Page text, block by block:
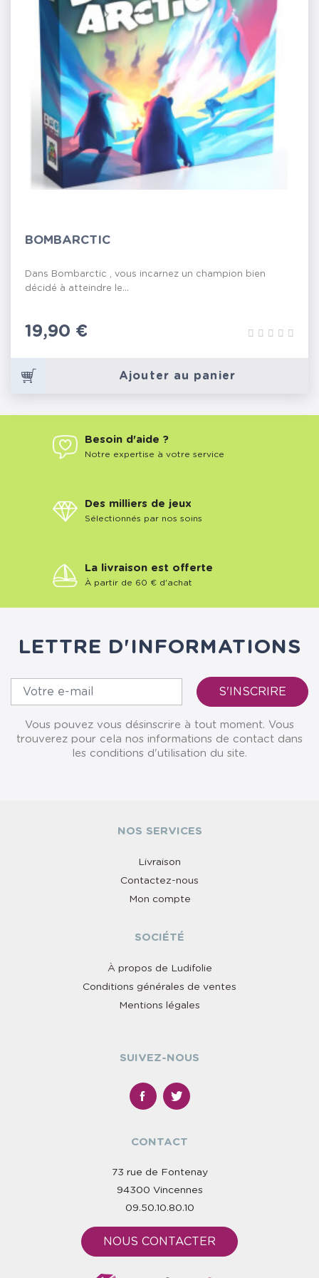
BOMBARCTIC
Dans Bombarctic , vous incarnez un champion bien
décidé à atteindre le...
Prix
19,90 €
Ajouter au panier
Besoin d'aide ?
Notre expertise à votre service
Des milliers de jeux
Sélectionnés par nos soins
La livraison est offerte
À partir de 60 € d'achat
LETTRE D'INFORMATIONS
Vous pouvez vous désinscrire à tout moment. Vous
trouverez pour cela nos informations de contact dans
les conditions d'utilisation du site.
NOS SERVICES
Livraison
Contactez-nous
Mon compte
SOCIÉTÉ
À propos de Ludifolie
Conditions générales de ventes
Mentions légales
SUIVEZ-NOUS
CONTACT
73 rue de Fontenay
94300 Vincennes
09.50.10.80.10
NOUS CONTACTER